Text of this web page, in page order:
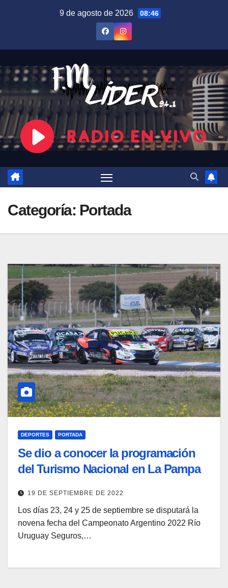
9 de agosto de 2026 08:46
Categoría: Portada
DEPORTES PORTADA
Se dio a conocer la programación
del Turismo Nacional en La Pampa
19 DE SEPTIEMBRE DE 2022
Los días 23, 24 y 25 de septiembre se disputará la
novena fecha del Campeonato Argentino 2022 Río
Uruguay Seguros,…